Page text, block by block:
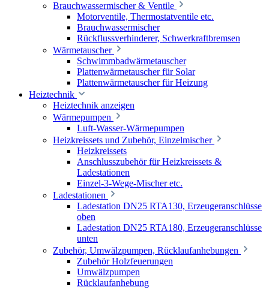
Brauchwassermischer & Ventile
Motorventile, Thermostatventile etc.
Brauchwassermischer
Rückflussverhinderer, Schwerkraftbremsen
Wärmetauscher
Schwimmbadwärmetauscher
Plattenwärmetauscher für Solar
Plattenwärmetauscher für Heizung
Heiztechnik
Heiztechnik anzeigen
Wärmepumpen
Luft-Wasser-Wärmepumpen
Heizkreissets und Zubehör, Einzelmischer
Heizkreissets
Anschlusszubehör für Heizkreissets &
Ladestationen
Einzel-3-Wege-Mischer etc.
Ladestationen
Ladestation DN25 RTA130, Erzeugeranschlüsse
oben
Ladestation DN25 RTA180, Erzeugeranschlüsse
unten
Zubehör, Umwälzpumpen, Rücklaufanhebungen
Zubehör Holzfeuerungen
Umwälzpumpen
Rücklaufanhebung